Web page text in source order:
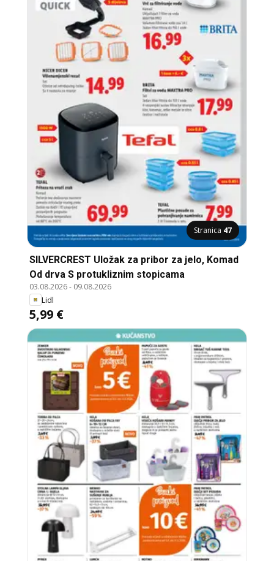
Stranica 47
SILVERCREST Uložak za pribor za jelo, Komad
Od drva S protukliznim stopicama
03.08.2026- 09.08.2026
Lidl
5,99 €